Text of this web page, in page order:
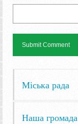
Міська рада
Наша громада